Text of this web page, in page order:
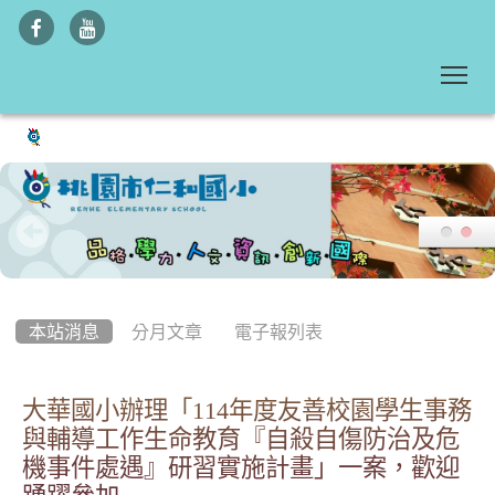
本站消息 分月文章 電子報列表
大華國小辦理「114年度友善校園學生事務
與輔導工作生命教育『自殺自傷防治及危
機事件處遇』研習實施計畫」一案，歡迎